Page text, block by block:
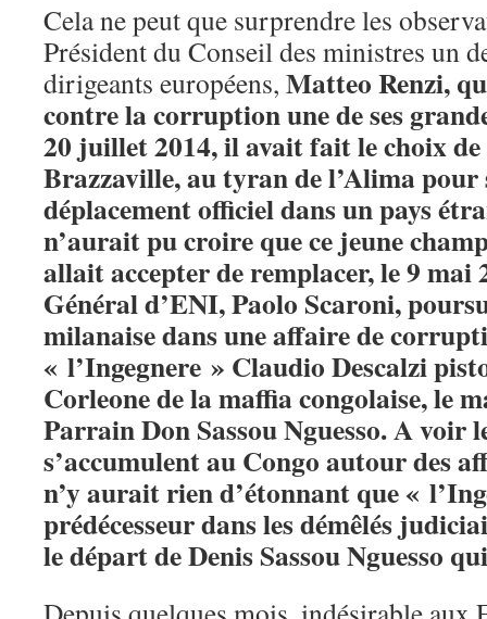
Cela ne peut que surprendre les
Président du Conseil des ministres un
dirigeants européens, Matteo Renzi,
contre la corruption une de ses
20 juillet 2014, il avait fait le choix
Brazzaville, au tyran de l’Alima
déplacement officiel dans un pays
n’aurait pu croire que ce jeune
allait accepter de remplacer, le 9 mai
Général d’ENI, Paolo Scaroni,
milanaise dans une affaire de
« l’Ingegnere » Claudio Descalzi
Corleone de la maffia congolaise, le
Parrain Don Sassou Nguesso. A voir
s’accumulent au Congo autour des
n’y aurait rien d’étonnant que «
prédécesseur dans les démêlés
le départ de Denis Sassou Nguesso